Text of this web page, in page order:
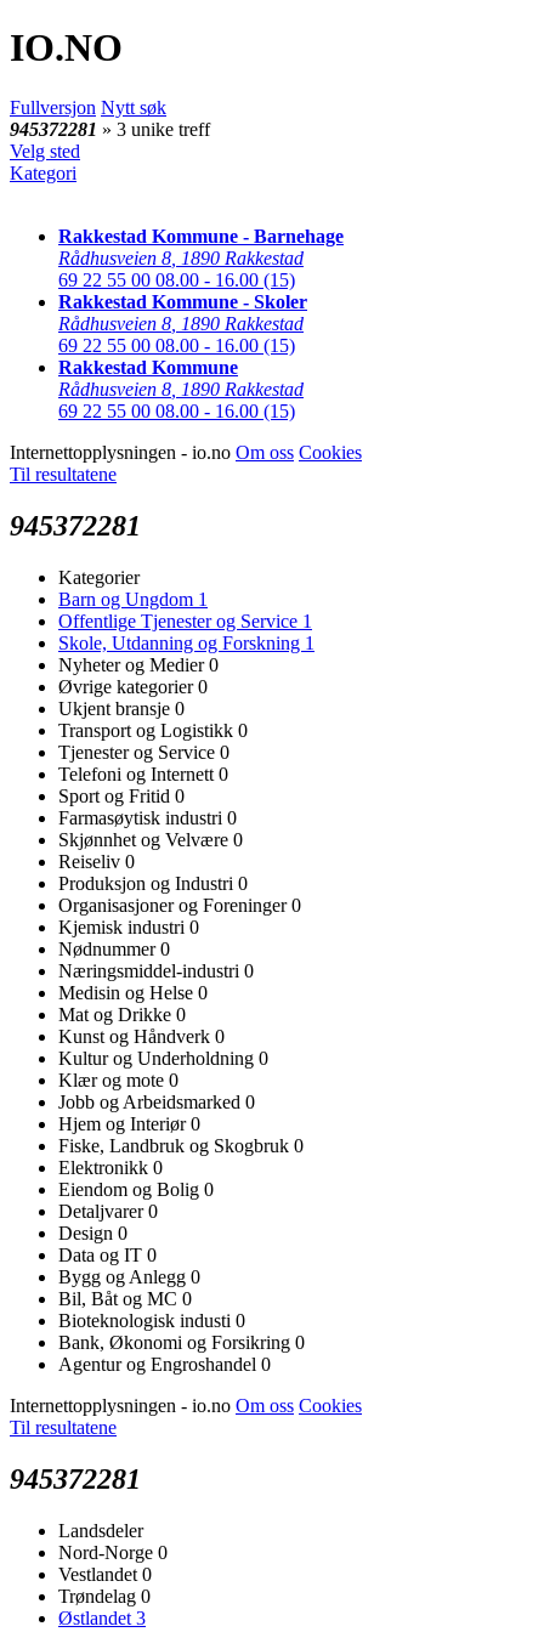
IO.NO
Fullversjon Nytt søk
945372281 » 3 unike treff
Velg sted
Kategori
Rakkestad Kommune - Barnehage
Rådhusveien 8 1890 Rakkestad
69 22 55 00 08.00 - 16.00 (15)
Rakkestad Kommune - Skoler
Rådhusveien 8 1890 Rakkestad
69 22 55 00 08.00 - 16.00 (15)
Rakkestad Kommune
Rådhusveien 8 1890 Rakkestad
69 22 55 00 08.00 - 16.00 (15)
Internettopplysningen - io.no Om oss Cookies
Til resultatene
945372281
Kategorier
Barn og Ungdom 1
Offentlige Tjenester og Service 1
Skole, Utdanning og Forskning 1
Nyheter og Medier0
Øvrige kategorier0
Ukjent bransje 0
Transport og Logistikk 0
Tjenester og Service 0
Telefoni og Internett 0
Sport og Fritid 0
Farmasøytisk industri 0
Skjønnhet og Velvære 0
Reiseliv 0
Produksjon og Industri 0
Organisasjoner og Foreninger0
Kjemisk industri 0
Nødnummer0
Næringsmiddel-industri 0
Medisin og Helse 0
Mat og Drikke 0
Kunst og Håndverk 0
Kultur og Underholdning 0
Klær og mote 0
Jobb og Arbeidsmarked 0
Hjem og Interiør0
Fiske, Landbruk og Skogbruk 0
Elektronikk 0
Eiendom og Bolig 0
Detaljvarer0
Design 0
Data og IT 0
Bygg og Anlegg 0
Bil, Båt og MC 0
Bioteknologisk industi 0
Bank, Økonomi og Forsikring 0
Agentur og Engroshandel 0
Internettopplysningen - io.no Om oss Cookies
Til resultatene
945372281
Landsdeler
Nord-Norge 0
Vestlandet 0
Trøndelag 0
Østlandet 3